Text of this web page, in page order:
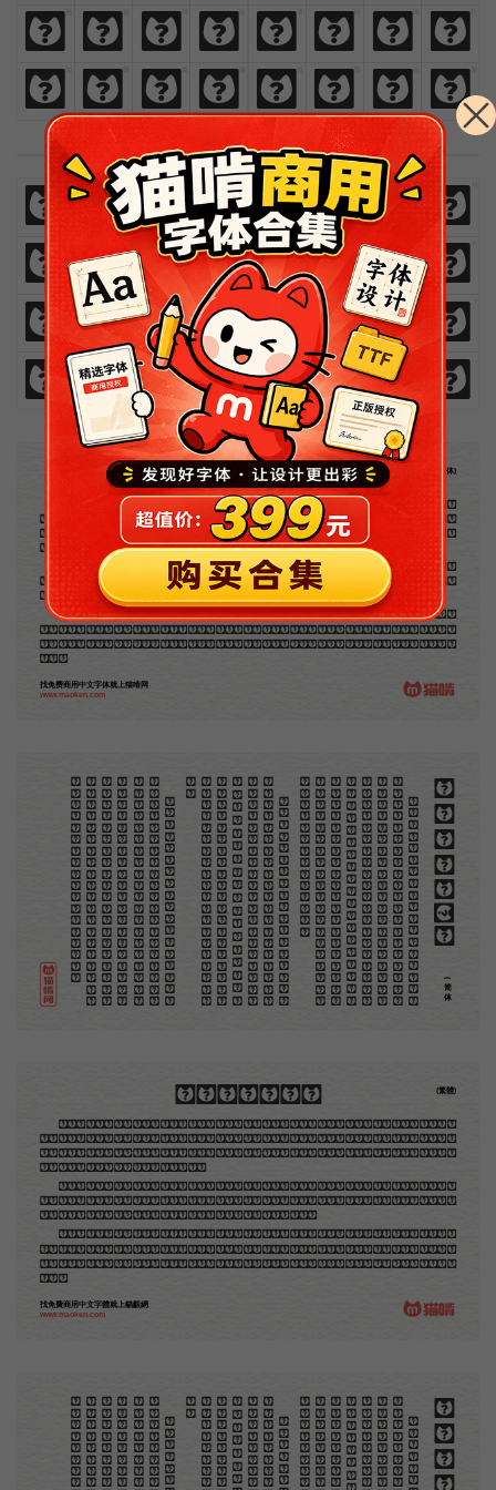
熱 愛 與
與 執
執 著 時 間
間 裡
裡
閃 爍 燦
燦 爛
爛 鮮 豔 絢
絢 麗
麗
英文数字样例
A
A B C
C D
D E F
F G
G H
I J K L
L M
M N O P
0
0 1
1 2 3 4
4 5
5 6
6 7
8
8 9
9 ! @
@ #
# $
$ , .
木刻创作法·序
地不问东西，凡木刻的图版，向来是画管画，刻管刻，印管印的。中国用得最早，而照例也久经衰
退；清光绪中，英人傅兰雅氏编印《格致汇编》，插图就已非中国刻工所能刻，精细的必需由英国运了
图版来。那就是所谓「木口木刻」，也即「复制木刻」，和用在编给印度人读的英文书，后来也就移给
中国人读的英文书上的插画，是同类的。
那时我还是一个儿童，见了这些图，便震惊于它的精工活泼，当作宝贝看。到近几年，才知道西洋
还有一种由画家一手造成的版画，也就是原画，倘用木版，便叫作「创作木刻」，是艺术家直接的创作
品，毫不假手于刻者和印者的。现在我们所要绍介的，便是这一种。
但是至今没有一本讲说木刻的书，这才是第一本。虽然稍简略，却已经给了读者一个大意。由此发
展下去，路是广大得很。题材会丰富起来的，技艺也会精炼起来的，采取新法，加以中国旧日之所长，
还有开出一条新的路径来的希望。那时作者各将自己的本领和心得，贡献出来，中国的木刻界就会发生
光焰。
(简体)
找免费商用中文字体就上猫啃网
www.maoken.com
木刻创作法·序
地
不
问
东
西
，
凡
木
刻
的
图
版
，
向
来
是
画
管
画，
刻
管
刻
，
印
管
印
的
。
中
国
用
得
最
早
，
而
照
例也
久
经
衰
退
；
清
光
绪
中
，
英
人
傅
兰
雅
氏
编
印
《格
致
汇
编
》
，
插
图
就
已
非
中
国
刻
工
所
能
刻
，
精细
的
必
需
由
英
国
运
了
图
版
来
。
那
就
是
所
谓
「木
口
木
刻
」
，
也
即
「
复
制
木
刻
」
，
和
用
在
编
给印
度
人
读
的
英
文
书
，
后
来
也
就
移
给
中
国
人
读
的英
文
书
上
的
插
画
，
是
同
类
的
。
那
时
我
还
是
一
个
儿
童
，
见
了
这
些
图
，
便
震
惊于
它
的
精
工
活
泼
，
当
作
宝
贝
看
。
到
近
几
年
，
才知
道
西
洋
还
有
一
种
由
画
家
一
手
造
成
的
版
画
，
也就
是
原
画
，
倘
用
木
版
，
便
叫
作
「
创
作
木
刻」
，
是
艺
术
家
直
接
的
创
作
品
，
毫
不
假
手
于
刻
者和
印
者
的
。
现
在
我
们
所
要
绍
介
的
，
便
是
这
一
种
。
但
是
至
今
没
有
一
本
讲
说
木
刻
的
书
，
这
才
是
第一
本
。
虽
然
稍
简
略
，
却
已
经
给
了
读
者
一
个
大
意。
由
此
发
展
下
去
，
路
是
广
大
得
很
。
题
材
会
丰
富起
来
的
，
技
艺
也
会
精
炼
起
来
的
，
采
取
新
法
，
加以
中
国
旧
日
之
所
长
，
还
有
开
出
一
条
新
的
路
径
来的
希
望
。
那
时
作
者
各
将
自
己
的
本
领
和
心
得
，
贡献
出
来
，
中
国
的
木
刻
界
就
会
发
生
光
焰
。
(简体)
木刻創作法·序
地不問東西，凡木刻的圖版，向來是畫管畫，刻管刻，印管印的。中國用得最早，而照例也久經衰
退；清光緒中，英人傅蘭雅氏編印《格致彙編》，插圖就已非中國刻工所能刻，精細的必需由英國運了
圖版來。那就是所謂「木口木刻」，也即「複製木刻」，和用在編給印度人讀的英文書，後來也就移給
中國人讀的英文書上的插畫，是同類的。
那時我還是一個兒童，見了這些圖，便震驚於它的精工活潑，當作寶貝看。到近幾年，才知道西洋
還有一種由畫家一手造成的版畫，也就是原畫，倘用木版，便叫作「創作木刻」，是藝術家直接的創作
品，毫不假手於刻者和印者的。現在我們所要紹介的，便是這一種。
但是至今沒有一本講說木刻的書，這才是第一本。雖然稍簡略，卻已經給了讀者一個大意。由此發
展下去，路是廣大得很。題材會豐富起來的，技藝也會精煉起來的，採取新法，加以中國舊日之所長，
還有開出一條新的路徑來的希望。那時作者各將自己的本領和心得，貢獻出來，中國的木刻界就會發生
光焰。
(繁體)
找免費商用中文字體就上貓齦網
www.maoken.com
。